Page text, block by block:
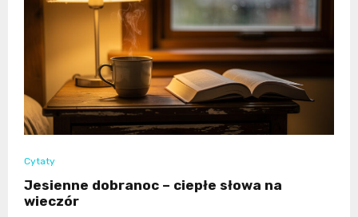
Cytaty
Jesienne dobranoc – ciepłe słowa na
wieczór